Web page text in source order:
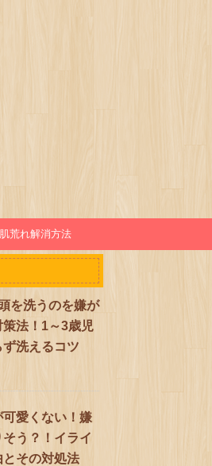
肌荒れ解消方法
を洗うのを嫌が
策法！1～3歳児
ず洗えるコツ
可愛くない！嫌
う？！イライ
とその対処法